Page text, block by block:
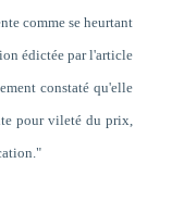
comme se heurtant
édictée par l'article
constaté qu'elle
pour vileté du prix,